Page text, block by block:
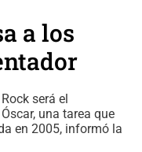
a los
será el
una tarea que
en 2005, informó la